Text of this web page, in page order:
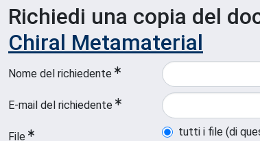
Richiedi una copia del
Chiral Metamaterial
Nome del richiedente
E-mail del richiedente
File
tutti i file (di